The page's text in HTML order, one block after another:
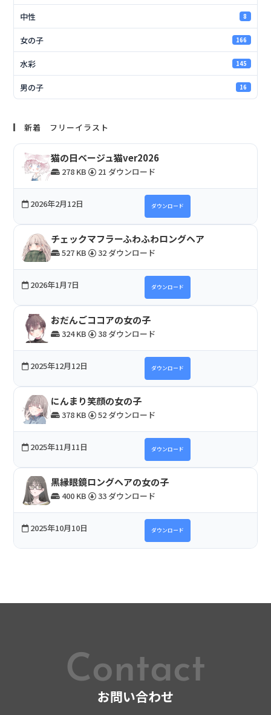
中性 8
女の子 166
水彩 145
男の子 16
新着 フリーイラスト
猫の日ベージュ猫ver2026
278 KB 21 ダウンロード
2026年2月12日 ダウンロード
チェックマフラーふわふわロングヘア
527 KB 32 ダウンロード
2026年1月7日 ダウンロード
おだんごココアの女の子
324 KB 38 ダウンロード
2025年12月12日 ダウンロード
にんまり笑顔の女の子
378 KB 52 ダウンロード
2025年11月11日 ダウンロード
黒縁眼鏡ロングヘアの女の子
400 KB 33 ダウンロード
2025年10月10日 ダウンロード
Contact
お問い合わせ